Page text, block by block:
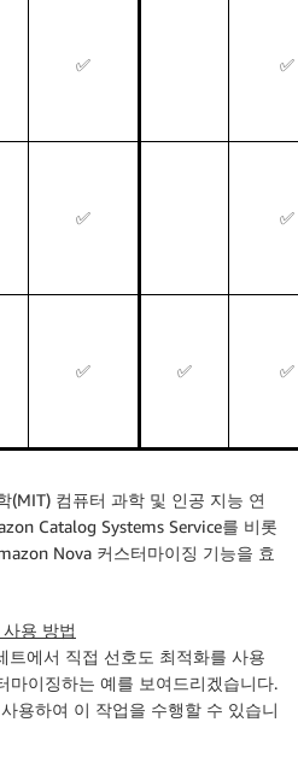
✅ ✅
✅ ✅
✅ ✅ ✅
(MIT) 컴퓨터 과학 및 인공 지능 연
Catalog Systems Service를 비롯
Nova 커스터마이징 기능을 효
용 방법
트에서 직접 선호도 최적화를 사용
마이징하는 예를 보여드리겠습니다.
용하여 이 작업을 수행할 수 있습니